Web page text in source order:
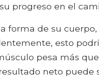
progreso en el
forma de su
esto
pesa más
neto puede